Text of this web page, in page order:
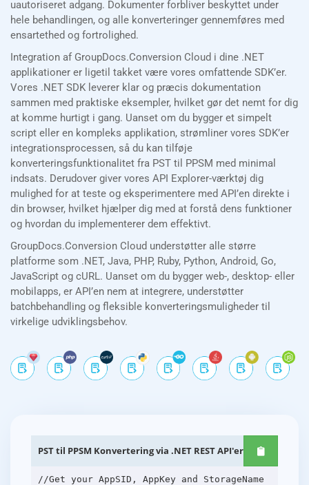
uautoriseret adgang. Dokumenter forbliver beskyttet under
hele behandlingen, og alle konverteringer gennemføres med
ensartethed og fortrolighed.
Integration af GroupDocs.Conversion Cloud i dine .NET
applikationer er ligetil takket være vores omfattende SDK’er.
Vores .NET SDK leverer klar og præcis dokumentation
sammen med praktiske eksempler, hvilket gør det nemt for dig
at komme hurtigt i gang. Uanset om du bygger et simpelt
script eller en kompleks applikation, strømliner vores SDK’er
integrationsprocessen, så du kan tilføje
konverteringsfunktionalitet fra PST til PPSM med minimal
indsats. Derudover giver vores API Explorer-værktøj dig
mulighed for at teste og eksperimentere med API’en direkte i
din browser, hvilket hjælper dig med at forstå dens funktioner
og hvordan du implementerer dem effektivt.
GroupDocs.Conversion Cloud understøtter alle større
platforme som .NET, Java, PHP, Ruby, Python, Android, Go,
JavaScript og cURL. Uanset om du bygger web-, desktop- eller
mobilapps, er API’en nem at integrere, understøtter
batchbehandling og fleksible konverteringsmuligheder til
virkelige udviklingsbehov.
PST til PPSM Konvertering via .NET REST API'er
//Get your AppSID, AppKey and StorageName